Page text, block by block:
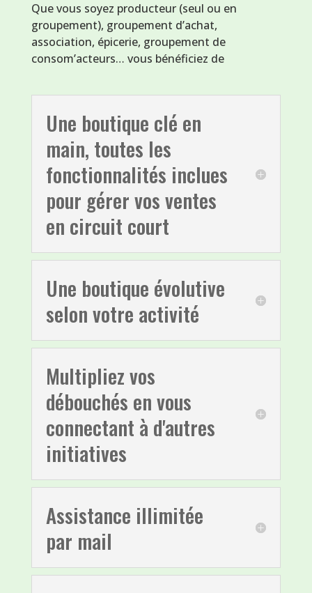
Que vous soyez producteur (seul ou en
groupement), groupement d’achat,
association, épicerie, groupement de
consom’acteurs… vous bénéficiez de
Une boutique clé en
main, toutes les
fonctionnalités inclues
pour gérer vos ventes
en circuit court
Une boutique évolutive
selon votre activité
Multipliez vos
débouchés en vous
connectant à d'autres
initiatives
Assistance illimitée
par mail